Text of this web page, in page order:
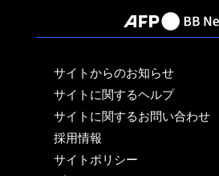
サイトからのお知らせ
サイトに関するヘルプ
サイトに関するお問い合わせ
採用情報
サイトポリシー